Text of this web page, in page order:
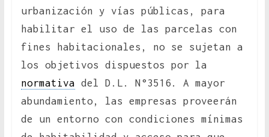
urbanización y vías públicas, para
habilitar el uso de las parcelas con
fines habitacionales, no se sujetan a
los objetivos dispuestos por la
normativa del D.L. N°3516. A mayor
abundamiento, las empresas proveerán
de un entorno con condiciones mínimas